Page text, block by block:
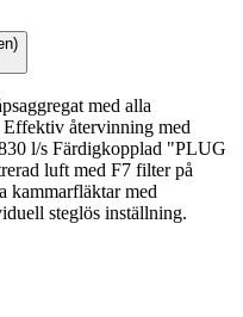
med alla
Effektiv återvinning med
l/s Färdigkopplad "PLUG
luft med F7 filter på
kammarfläktar med
steglös inställning.